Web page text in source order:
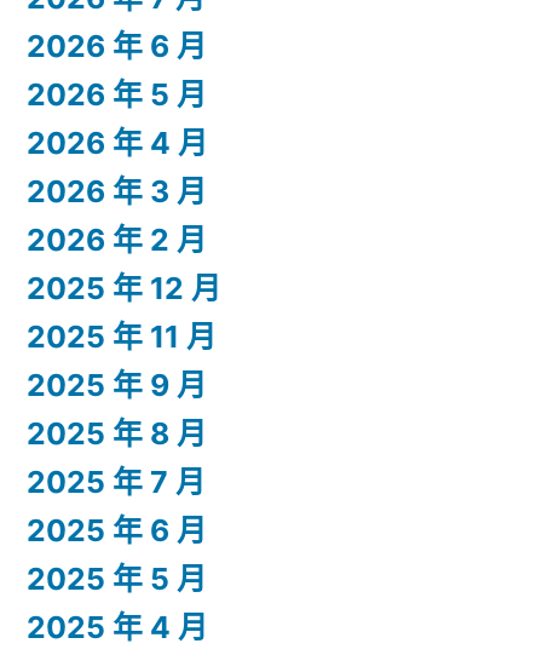
2026 年 6 月
2026 年 5 月
2026 年 4 月
2026 年 3 月
2026 年 2 月
2025 年 12 月
2025 年 11 月
2025 年 9 月
2025 年 8 月
2025 年 7 月
2025 年 6 月
2025 年 5 月
2025 年 4 月